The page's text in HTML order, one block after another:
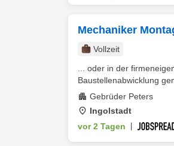
Mechaniker
Vollzeit
... oder in der
Baustellenabwicklung
Gebrüder Peters
Ingolstadt
vor 2 Tagen